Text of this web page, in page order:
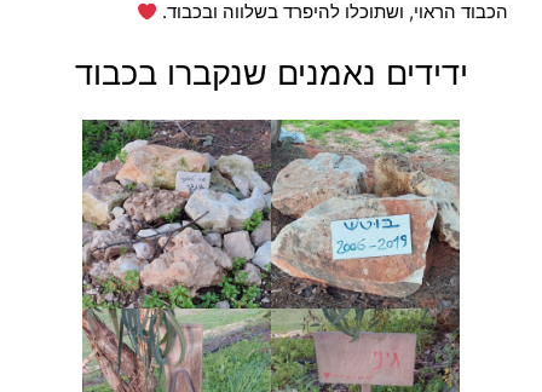
הכבוד הראוי, ושתוכלו להיפרד בשלווה ובכבוד.
ידידים נאמנים שנקברו בכבוד